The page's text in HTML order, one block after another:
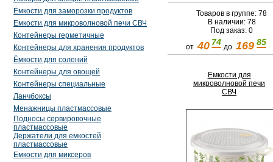
Ёмкости для заморозки продуктов
Емкости для микроволновой печи СВЧ
Контейнеры герметичные
Контейнеры для хранения продуктов
Ёмкости для солений
Контейнеры для овощей
Контейнеры специальные
Ланчбоксы
Менажницы пластмассовые
Подносы сервировочные
пластмассовые
Держатели для емкостей
пластмассовые
Емкости для миксеров
Товаров в группе: 78
В наличии: 78
Под заказ: 0
от40 74до169 85
Емкости для
микроволновой печи
СВЧ